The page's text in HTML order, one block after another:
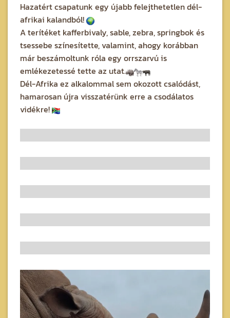
Hazatért csapatunk egy újabb felejthetetlen dél-
afrikai kalandból!
A terítéket kafferbivaly, sable, zebra, springbok és
tsessebe színesítette, valamint, ahogy korábban
már beszámoltunk róla egy orrszarvú is
emlékezetessé tette az utat.
Dél-Afrika ez alkalommal sem okozott csalódást,
hamarosan újra visszatérünk erre a csodálatos
vidékre!